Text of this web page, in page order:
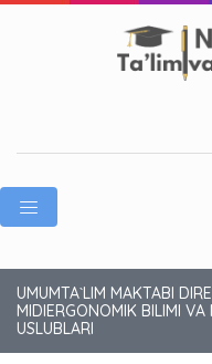
UMUMTA`LIM MAKTABI
MIDIERGONOMIK BILIMI
USLUBLARI